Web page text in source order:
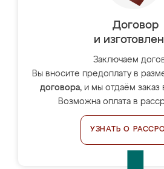
Договор
и
Заключаем
Вы вносите предоплату в
договора, и мы отдаём заказ
Возможна оплата в
УЗНАТЬ О